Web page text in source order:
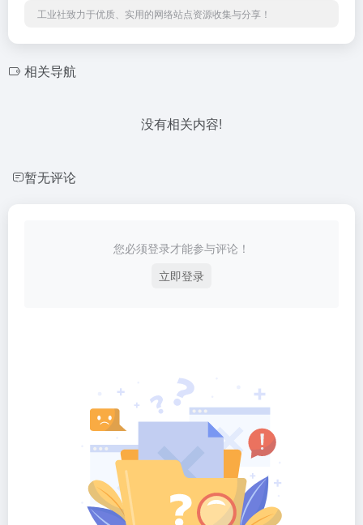
工业社致力于优质、实用的网络站点资源收集与分享！
相关导航
没有相关内容!
暂无评论
您必须登录才能参与评论！
立即登录